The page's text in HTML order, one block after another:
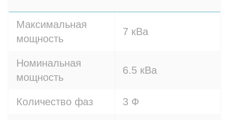
Максимальная
мощность
7 кВа
Номинальная
мощность
6.5 кВа
Количество фаз 3 Ф